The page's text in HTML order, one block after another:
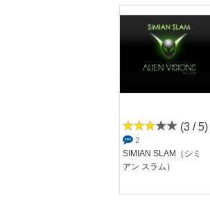
24mgとVCTと半分ずつぐら
(3 / 5)
2
SIMIAN SLAM（シミ
アン スラム）